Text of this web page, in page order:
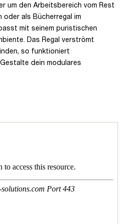
um den Arbeitsbereich vom Rest
oder als Bücherregal im
mit seinem puristischen
Das Regal verströmt
so funktioniert
dein modulares